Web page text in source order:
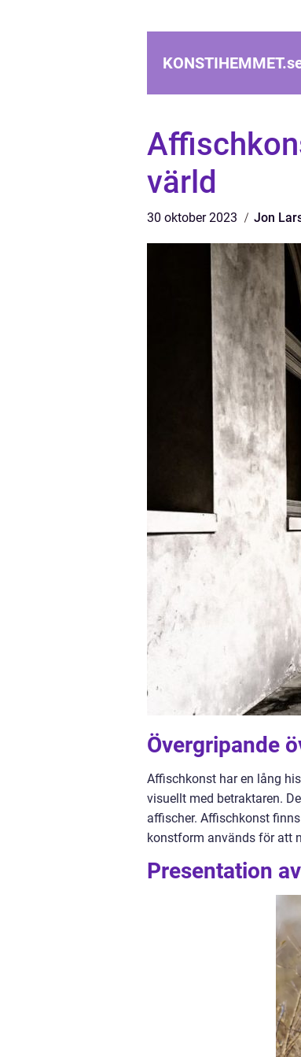
KONSTIHEMMET.
värld
30 oktober 2023 Jon
Övergripande
Affischkonst har en lång
visuellt med betraktaren.
affischer. Affischkonst
konstform används för att
Presentation